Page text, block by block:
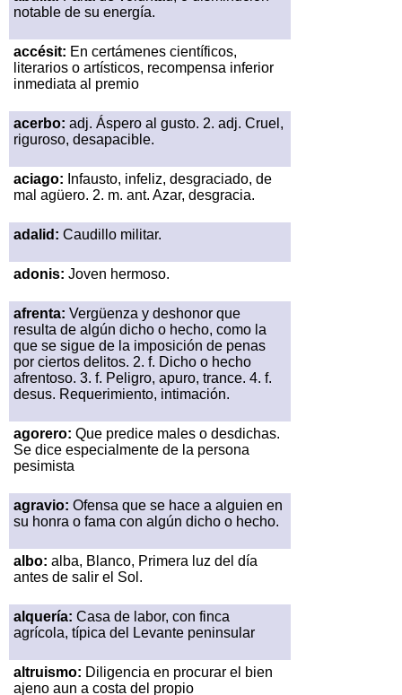
notable de su energía.
accésit: En certámenes científicos,
literarios o artísticos, recompensa inferior
inmediata al premio
acerbo: adj. Áspero al gusto. 2. adj. Cruel,
riguroso, desapacible.
aciago: Infausto, infeliz, desgraciado, de
mal agüero. 2. m. ant. Azar, desgracia.
adalid: Caudillo militar.
adonis: Joven hermoso.
afrenta: Vergüenza y deshonor que
resulta de algún dicho o hecho, como la
que se sigue de la imposición de penas
por ciertos delitos. 2. f. Dicho o hecho
afrentoso. 3. f. Peligro, apuro, trance. 4. f.
desus. Requerimiento, intimación.
agorero: Que predice males o desdichas.
Se dice especialmente de la persona
pesimista
agravio: Ofensa que se hace a alguien en
su honra o fama con algún dicho o hecho.
albo: alba, Blanco, Primera luz del día
antes de salir el Sol.
alquería: Casa de labor, con finca
agrícola, típica del Levante peninsular
altruismo: Diligencia en procurar el bien
ajeno aun a costa del propio